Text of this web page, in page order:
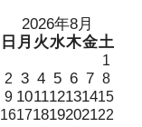
2026年8月
日 月 火水木金土
1
2 3 4 5 6 7 8
9 101112131415
16171819202122